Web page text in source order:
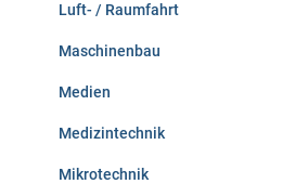
Luft- / Raumfahrt
Maschinenbau
Medien
Medizintechnik
Mikrotechnik